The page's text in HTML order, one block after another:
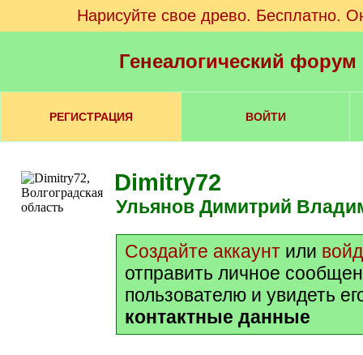
Нарисуйте свое древо. Бесплатно.
Генеалогический
РЕГИСТРАЦИЯ ВОЙТИ
Dimitry72
Ульянов Димитрий
Создайте аккаунт или
отправить личное
пользователю и увидеть
контактные данные